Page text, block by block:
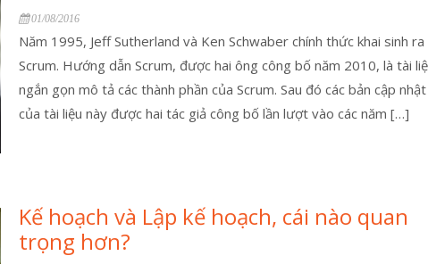
01/08/2016
Năm 1995, Jeff Sutherland và Ken Schwaber chính thức khai sinh ra
Scrum. Hướng dẫn Scrum, được hai ông công bố năm 2010, là tài
ngắn gọn mô tả các thành phần của Scrum. Sau đó các bản cập nhật
của tài liệu này được hai tác giả công bố lần lượt vào các năm […]
Kế hoạch và Lập kế hoạch, cái nào quan
trọng hơn?